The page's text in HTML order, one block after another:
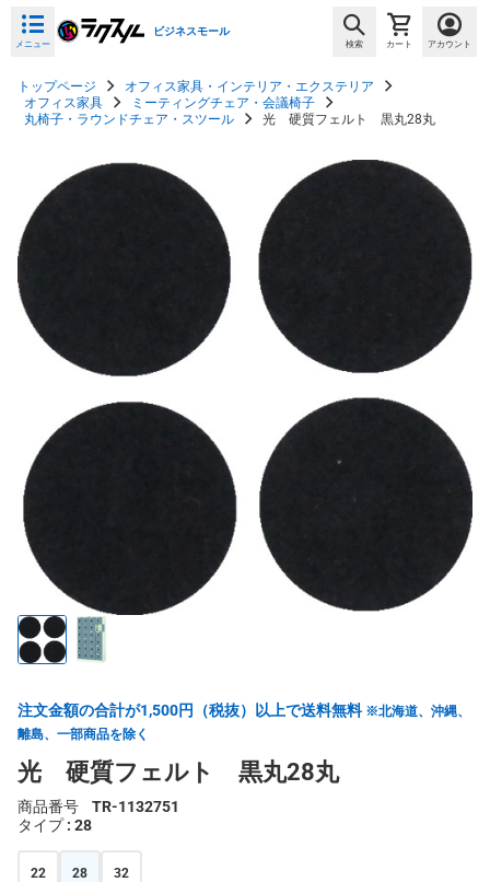
メニュー
ビジネスモール
検索 カート アカウント
トップページ
オフィス家具・インテリア・エクステリア
オフィス家具
ミーティングチェア・会議椅子
丸椅子・ラウンドチェア・スツール
光 硬質フェルト 黒丸28丸
注文金額の合計が1,500円（税抜）以上で送料無料 ※北海道、沖縄、
離島、一部商品を除く
光 硬質フェルト 黒丸28丸
商品番号
TR-1132751
タイプ: 28
22 32
28